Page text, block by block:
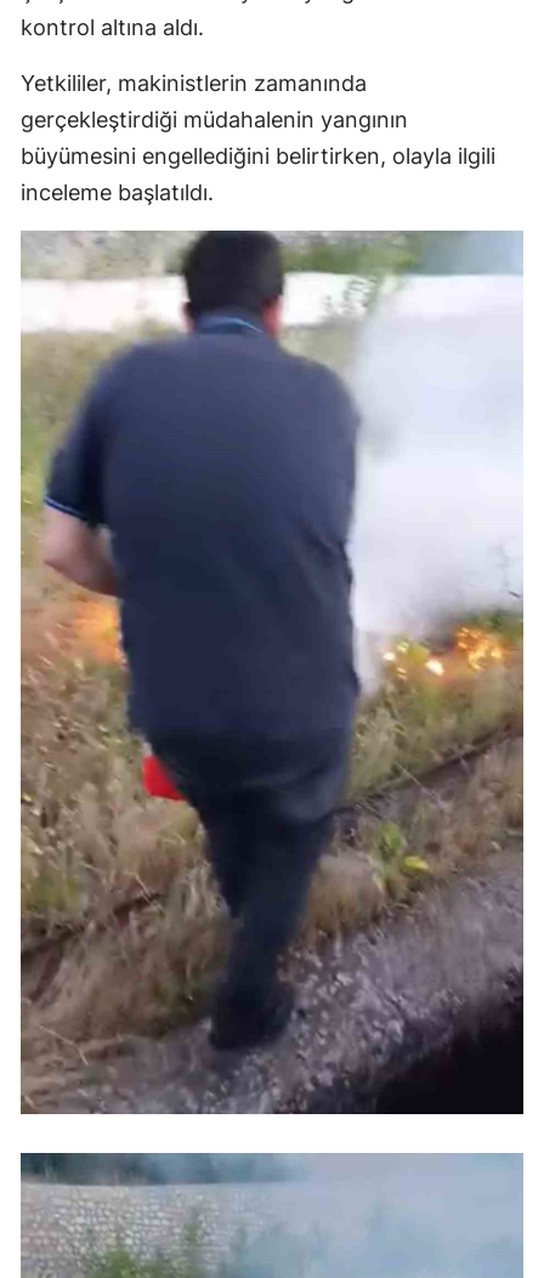
kontrol altına aldı.
Yetkililer, makinistlerin zamanında
gerçekleştirdiği müdahalenin yangının
büyümesini engellediğini belirtirken, olayla ilgili
inceleme başlatıldı.